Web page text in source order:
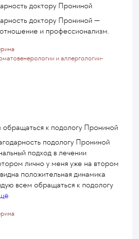
доктору Прониной
доктору Прониной —
и профессионализм.
и аллергологии-
к подологу Прониной
подологу Прониной
подход в лечении
лично у меня уже на втором
положительная динамика
всем обращаться к подологу